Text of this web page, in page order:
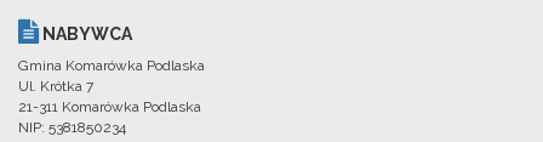
NABYWCA
Gmina Komarówka Podlaska
Ul. Krótka 7
21-311 Komarówka Podlaska
NIP: 5381850234